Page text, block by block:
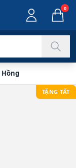
0
Hồng
TẶNG TẤT